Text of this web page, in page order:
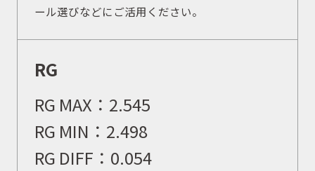
ール選びなどにご活用ください。
RG
RG MAX： 2.545
RG MIN： 2.498
RG DIFF： 0.054